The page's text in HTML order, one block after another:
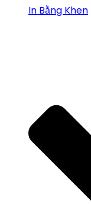
In Bằng Khen